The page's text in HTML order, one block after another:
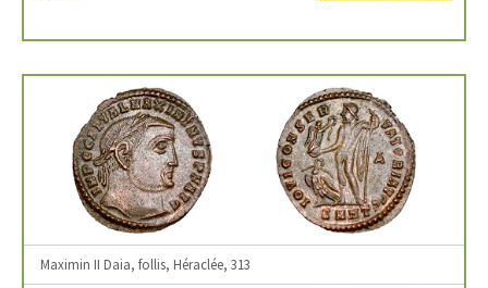
Maximin II Daia, follis, Héraclée, 313